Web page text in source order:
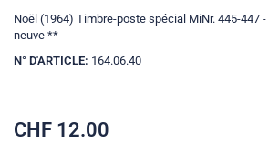
Noël (1964) Timbre-poste spécial MiNr. 445-447
neuve **
N° D'ARTICLE: 164.06.40
CHF 12.00